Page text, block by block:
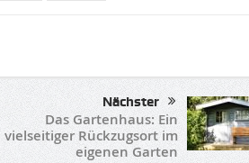
Nächster
Das Gartenhaus: Ein
vielseitiger Rückzugsort im
eigenen Garten